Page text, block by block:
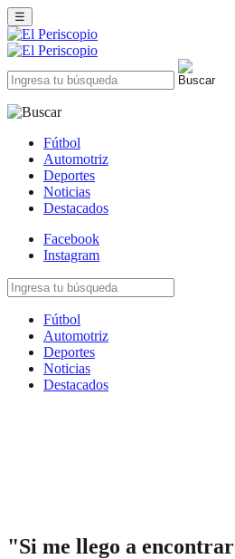
☰
Fútbol
Automotriz
Deportes
Noticias
Destacados
Facebook
Instagram
Fútbol
Automotriz
Deportes
Noticias
Destacados
"Si me llego a